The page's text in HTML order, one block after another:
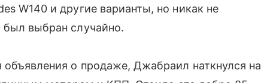
W140 и другие варианты, но никак не
выбран случайно.
о продаже, Джабраил наткнулся на